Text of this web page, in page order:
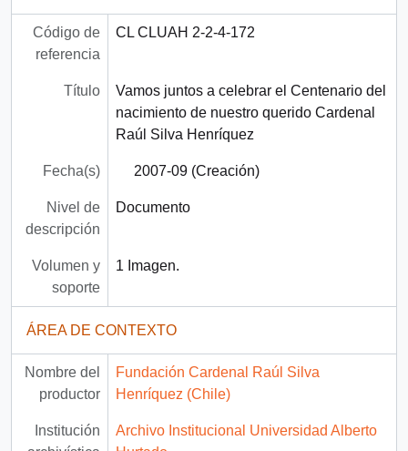
Código de
referencia
CL CLUAH 2-2-4-172
Título
Vamos juntos a celebrar el Centenario del
nacimiento de nuestro querido Cardenal
Raúl Silva Henríquez
Fecha(s) 2007-09 (Creación)
Nivel de
descripción
Documento
Volumen y
soporte
1 Imagen.
ÁREA DE CONTEXTO
Nombre del
productor
Fundación Cardenal Raúl Silva
Henríquez (Chile)
Institución
Archivo Institucional Universidad Alberto